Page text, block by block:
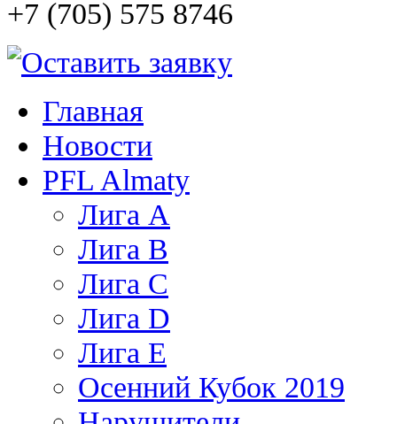
+7 (705) 575 8746
Главная
Новости
PFL Almaty
Лига A
Лига В
Лига С
Лига D
Лига Е
Осенний Кубок 2019